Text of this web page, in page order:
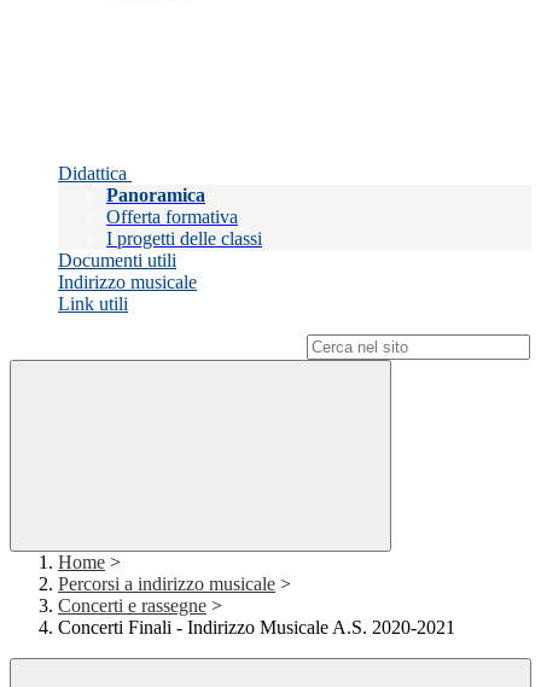
Didattica
Panoramica
Offerta formativa
I progetti delle classi
Documenti utili
Indirizzo musicale
Link utili
Home >
Percorsi a indirizzo musicale >
Concerti e rassegne >
Concerti Finali - Indirizzo Musicale A.S. 2020-2021